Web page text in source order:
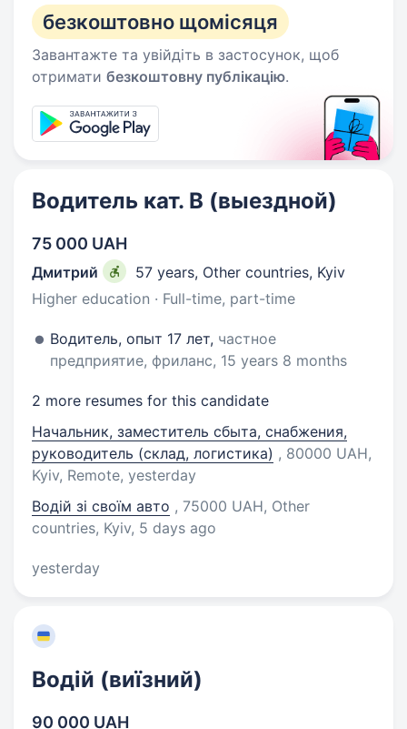
безкоштовно щомісяця
Завантажте та увійдіть в застосунок, щоб
отримати безкоштовну публікацію.
Водитель кат. В (выездной)
75 000 UAH
Дмитрий 57 years, Other countries, Kyiv
Higher education · Full-time, part-time
Водитель, опыт 17 лет, частное
предприятие, фриланс, 15 years 8 months
2 more resumes for this candidate
Начальник, заместитель сбыта, снабжения,
руководитель (склад, логистика) , 80000 UAH,
Kyiv, Remote, yesterday
Водій зі своїм авто , 75000 UAH, Other
countries, Kyiv, 5 days ago
yesterday
Водій (виїзний)
90 000 UAH